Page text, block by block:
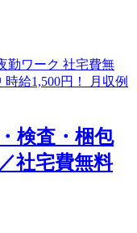
検査・梱包
社宅費無料